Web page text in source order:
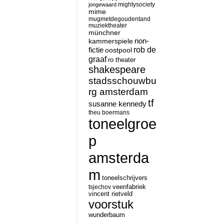
jongewaard mightysociety
mime
mugmetdegoudentand
muziektheater
münchner
kammerspiele non-
fictieoostpool rob de
graaf ro theater
shakespeare
stadsschouwbu
rg amsterdam
susanne kennedytf
theu boermans
toneelgroe
p
amsterda
m toneelschrijvers
tsjechov veenfabriek
vincent rietveld
voorstuk
wunderbaum